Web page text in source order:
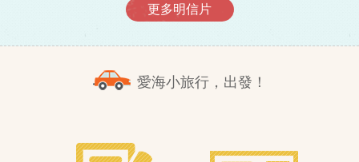
更多明信片
愛海小旅行，出發！